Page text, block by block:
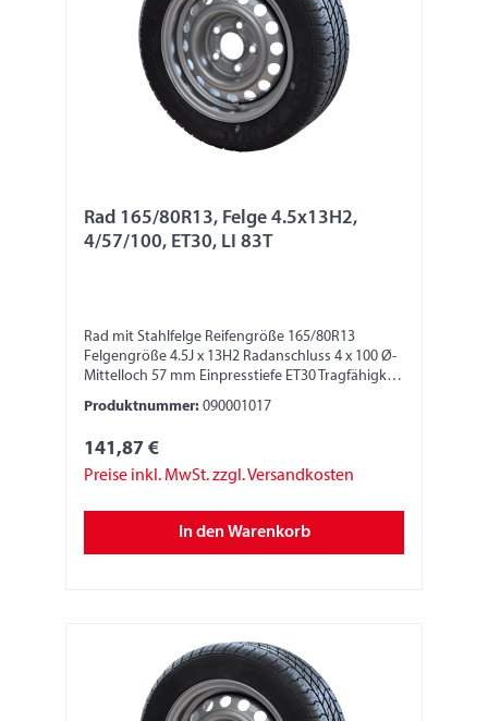
Rad 165/80R13, Felge 4.5x13H2,
4/57/100, ET30, LI 83T
Rad mit Stahlfelge Reifengröße 165/80R13
Felgengröße 4.5J x 13H2 Radanschluss 4 x 100 Ø-
Mittelloch 57 mm Einpresstiefe ET30 Tragfähigkeit
485 kg LI 83T
Produktnummer: 090001017
141,87 €
Preise inkl. MwSt. zzgl. Versandkosten
In den Warenkorb